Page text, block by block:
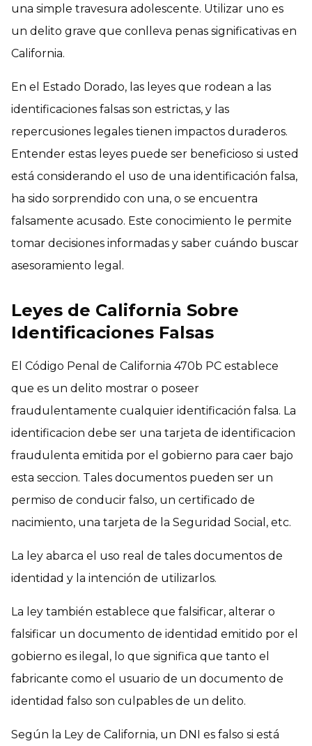
una simple travesura adolescente. Utilizar uno es
un delito grave que conlleva penas significativas en
California.
En el Estado Dorado, las leyes que rodean a las
identificaciones falsas son estrictas, y las
repercusiones legales tienen impactos duraderos.
Entender estas leyes puede ser beneficioso si usted
está considerando el uso de una identificación falsa,
ha sido sorprendido con una, o se encuentra
falsamente acusado. Este conocimiento le permite
tomar decisiones informadas y saber cuándo buscar
asesoramiento legal.
Leyes de California Sobre
Identificaciones Falsas
El Código Penal de California 470b PC establece
que es un delito mostrar o poseer
fraudulentamente cualquier identificación falsa. La
identificacion debe ser una tarjeta de identificacion
fraudulenta emitida por el gobierno para caer bajo
esta seccion. Tales documentos pueden ser un
permiso de conducir falso, un certificado de
nacimiento, una tarjeta de la Seguridad Social, etc.
La ley abarca el uso real de tales documentos de
identidad y la intención de utilizarlos.
La ley también establece que falsificar, alterar o
falsificar un documento de identidad emitido por el
gobierno es ilegal, lo que significa que tanto el
fabricante como el usuario de un documento de
identidad falso son culpables de un delito.
Según la Ley de California, un DNI es falso si está